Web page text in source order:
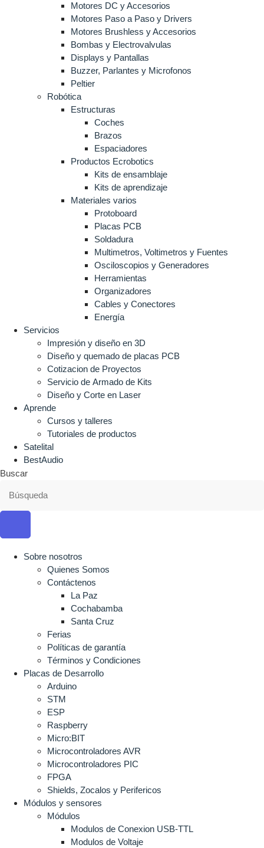
Motores DC y Accesorios
Motores Paso a Paso y Drivers
Motores Brushless y Accesorios
Bombas y Electrovalvulas
Displays y Pantallas
Buzzer, Parlantes y Microfonos
Peltier
Robótica
Estructuras
Coches
Brazos
Espaciadores
Productos Ecrobotics
Kits de ensamblaje
Kits de aprendizaje
Materiales varios
Protoboard
Placas PCB
Soldadura
Multimetros, Voltimetros y Fuentes
Osciloscopios y Generadores
Herramientas
Organizadores
Cables y Conectores
Energía
Servicios
Impresión y diseño en 3D
Diseño y quemado de placas PCB
Cotizacion de Proyectos
Servicio de Armado de Kits
Diseño y Corte en Laser
Aprende
Cursos y talleres
Tutoriales de productos
Satelital
BestAudio
Buscar
Sobre nosotros
Quienes Somos
Contáctenos
La Paz
Cochabamba
Santa Cruz
Ferias
Políticas de garantía
Términos y Condiciones
Placas de Desarrollo
Arduino
STM
ESP
Raspberry
Micro:BIT
Microcontroladores AVR
Microcontroladores PIC
FPGA
Shields, Zocalos y Perifericos
Módulos y sensores
Módulos
Modulos de Conexion USB-TTL
Modulos de Voltaje